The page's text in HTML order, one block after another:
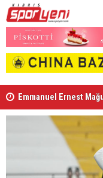
Emmanuel Ernest